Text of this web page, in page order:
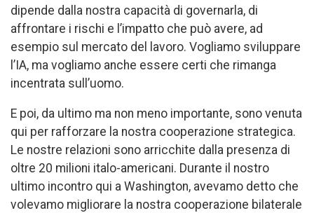
dipende dalla nostra capacità di governarla, di
affrontare i rischi e l’impatto che può avere, ad
esempio sul mercato del lavoro. Vogliamo sviluppare
l’IA, ma vogliamo anche essere certi che rimanga
incentrata sull’uomo.
E poi, da ultimo ma non meno importante, sono venuta
qui per rafforzare la nostra cooperazione strategica.
Le nostre relazioni sono arricchite dalla presenza di
oltre 20 milioni italo-americani. Durante il nostro
ultimo incontro qui a Washington, avevamo detto che
volevamo migliorare la nostra cooperazione bilaterale